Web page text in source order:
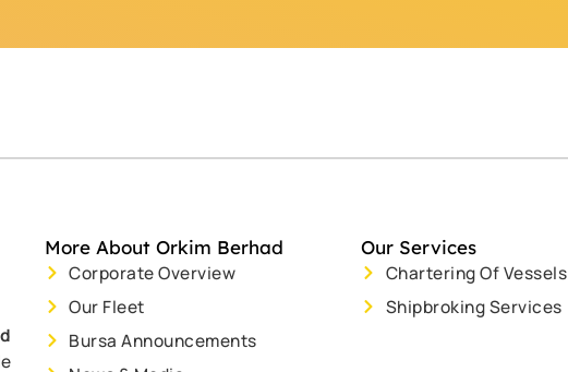
More About Orkim Berhad
Corporate Overview
Our Fleet
Bursa Announcements
Our Services
Chartering Of Vessels
Shipbroking Services